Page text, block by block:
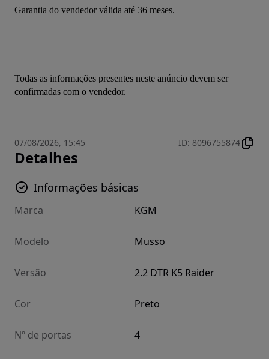
Garantia do vendedor válida até 36 meses.
Todas as informações presentes neste anúncio devem ser
confirmadas com o vendedor.
07/08/2026, 15:45 ID: 8096755874
Detalhes
Informações básicas
Marca KGM
Modelo Musso
Versão 2.2 DTR K5 Raider
Cor Preto
Nº de portas 4